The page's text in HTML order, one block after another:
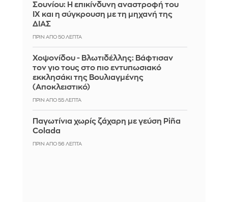
Σουνίου: Η επικίνδυνη αναστροφή του
ΙΧ και η σύγκρουση με τη μηχανή της
ΔΙΑΣ
ΠΡΙΝ ΑΠΌ 50 ΛΕΠΤΆ
Χοψονίδου - Βλωτιδέλλης: Βάφτισαν
τον γιο τους στο πιο εντυπωσιακό
εκκλησάκι της Βουλιαγμένης
(Αποκλειστικό)
ΠΡΙΝ ΑΠΌ 55 ΛΕΠΤΆ
Παγωτίνια χωρίς ζάχαρη με γεύση Piña
Colada
ΠΡΙΝ ΑΠΌ 56 ΛΕΠΤΆ